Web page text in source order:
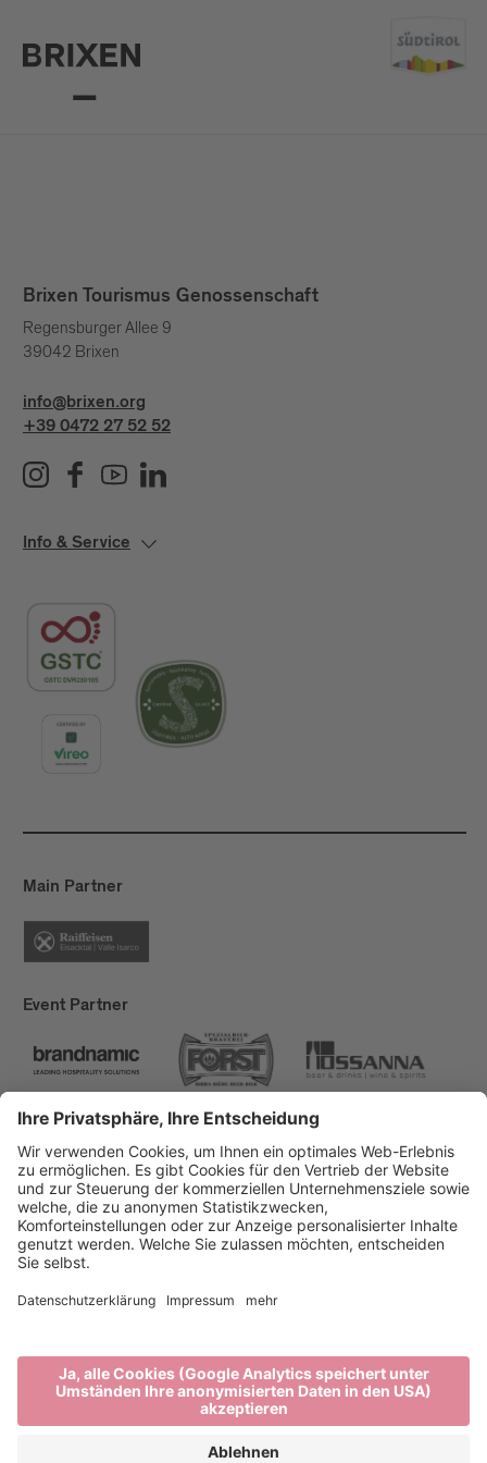
Brixen Tourismus Genossenschaft
Regensburger Allee 9
39042 Brixen
info@brixen.org
+39 0472 27 52 52
Info & Service
Main Partner
Event Partner
Brixen Tourismus
Privacy
Impressum
Förderungen
produced by